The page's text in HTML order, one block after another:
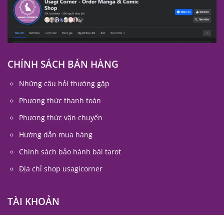
CHÍNH SÁCH BÁN HÀNG
Những câu hỏi thường gặp
Phương thức thanh toán
Phương thức vận chuyển
Hướng dẫn mua hàng
Chính sách bảo hành bài tarot
Địa chỉ shop usagicorner
TÀI KHOẢN